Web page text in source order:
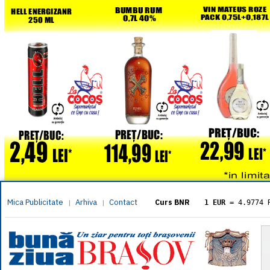
Mica Publicitate | Arhiva | Contact Curs BNR 1 EUR = 4.9774
= 5.8304
1 XAU= 464.4611
1 AED= 1.1933
1 AUD= 2.7957
1 BGN= 2.5449